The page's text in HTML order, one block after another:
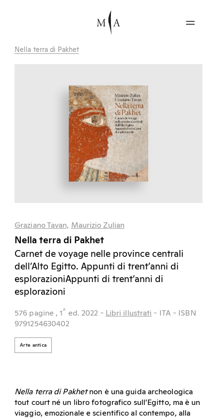
Nella terra di Pakhet
Graziano Tavan, Maurizio Zulian
Nella terra di Pakhet
Carnet de voyage nelle province centrali
dell’Alto Egitto. Appunti di trent’anni di
esplorazioniAppunti di trent’anni di
esplorazioni
576 pagine , 1^ ed. 2022 - Libri illustrati - ITA - ISBN
9791254630402
Arte antica
Nella terra di Pakhetnon è una guida archeologica
tout court né un libro fotografico sull’Egitto, ma è un
viaggio, emozionale e scientifico al contempo, alla